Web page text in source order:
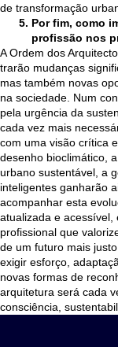
de transformação
Por fim, como
profissão nos
A Ordem dos
trarão mudanças
mas também novas
na sociedade. Num
pela urgência da
cada vez mais
com uma visão crítica
desenho bioclimático,
urbano sustentável, a
inteligentes ganharão
acompanhar esta
atualizada e
profissional que
de um futuro mais
exigir esforço,
novas formas de
arquitetura será cada
consciência,